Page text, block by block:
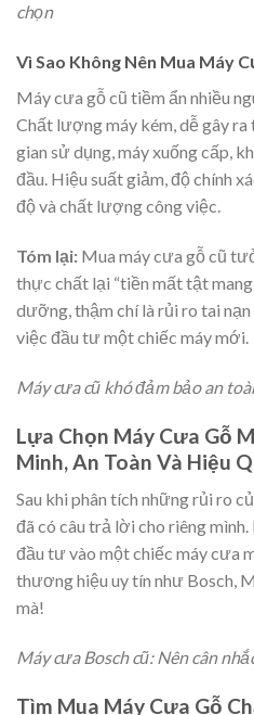
chọn
Vì Sao Không Nên Mua Máy
Máy cưa gỗ cũ tiềm ẩn nhiều
Chất lượng máy kém, dễ gây ra
gian sử dụng, máy xuống cấp,
đầu. Hiệu suất giảm, độ chính
độ và chất lượng công việc.
Tóm lại: Mua máy cưa gỗ cũ
thực chất lại “tiền mất tật
dưỡng, thậm chí là rủi ro tai
việc đầu tư một chiếc máy mới.
Máy cưa cũ khó đảm bảo an
Lựa Chọn Máy Cưa Gỗ
Minh, An Toàn Và Hiệu
Sau khi phân tích những rủi ro
đã có câu trả lời cho riêng
đầu tư vào một chiếc máy cưa
thương hiệu uy tín như Bosch,
mà!
Máy cưa Bosch cũ: Nên cân
Tìm Mua Máy Cưa Gỗ